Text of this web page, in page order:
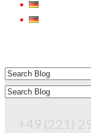
+49 (221)